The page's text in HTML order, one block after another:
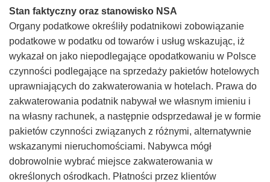
WSA
–
Taxfin.pl
Stan faktyczny oraz stanowisko NSA
Organy podatkowe określiły podatnikowi zobowiązanie
podatkowe w podatku od towarów i usług wskazując, iż
wykazał on jako niepodlegające opodatkowaniu w Polsce
czynności podlegające na sprzedaży pakietów hotelowych
uprawniających do zakwaterowania w hotelach. Prawa do
zakwaterowania podatnik nabywał we własnym imieniu i
na własny rachunek, a następnie odsprzedawał je w formie
pakietów czynności związanych z różnymi, alternatywnie
wskazanymi nieruchomościami. Nabywca mógł
dobrowolnie wybrać miejsce zakwaterowania w
określonych ośrodkach. Płatności przez klientów